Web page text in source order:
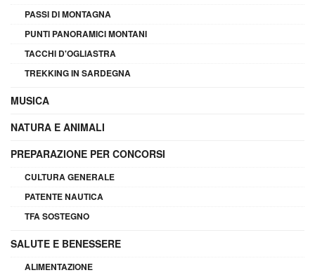
PASSI DI MONTAGNA
PUNTI PANORAMICI MONTANI
TACCHI D'OGLIASTRA
TREKKING IN SARDEGNA
MUSICA
NATURA E ANIMALI
PREPARAZIONE PER CONCORSI
CULTURA GENERALE
PATENTE NAUTICA
TFA SOSTEGNO
SALUTE E BENESSERE
ALIMENTAZIONE